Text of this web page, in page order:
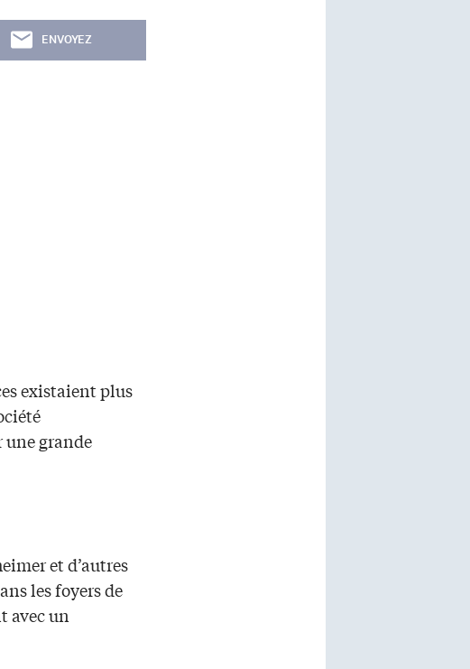
ENVOYEZ
existaient plus
une grande
et d’autres
les foyers de
avec un